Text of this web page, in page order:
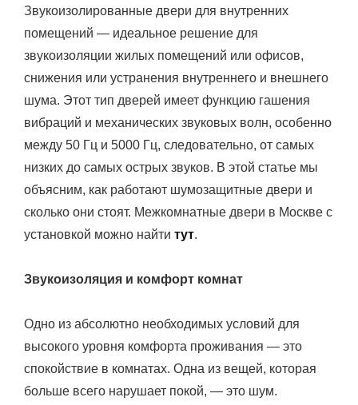
Звукоизолированные двери для внутренних
помещений — идеальное решение для
звукоизоляции жилых помещений или офисов,
снижения или устранения внутреннего и внешнего
шума. Этот тип дверей имеет функцию гашения
вибраций и механических звуковых волн, особенно
между 50 Гц и 5000 Гц, следовательно, от самых
низких до самых острых звуков. В этой статье мы
объясним, как работают шумозащитные двери и
сколько они стоят. Межкомнатные двери в Москве с
установкой можно найти тут.
Звукоизоляция и комфорт комнат
Одно из абсолютно необходимых условий для
высокого уровня комфорта проживания — это
спокойствие в комнатах. Одна из вещей, которая
больше всего нарушает покой, — это шум.